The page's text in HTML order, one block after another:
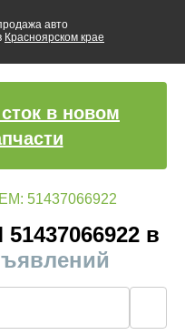
авто
Красноярском крае
в новом
51437066922
в